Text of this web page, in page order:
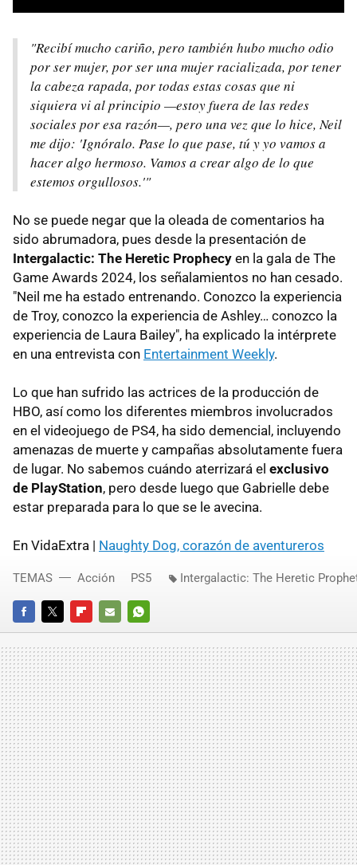
"Recibí mucho cariño, pero también hubo mucho odio
por ser mujer, por ser una mujer racializada, por tener
la cabeza rapada, por todas estas cosas que ni
siquiera vi al principio —estoy fuera de las redes
sociales por esa razón—, pero una vez que lo hice, Neil
me dijo: 'Ignóralo. Pase lo que pase, tú y yo vamos a
hacer algo hermoso. Vamos a crear algo de lo que
estemos orgullosos.'"
No se puede negar que la oleada de comentarios ha
sido abrumadora, pues desde la presentación de
Intergalactic: The Heretic Prophecy en la gala de The
Game Awards 2024, los señalamientos no han cesado.
"Neil me ha estado entrenando. Conozco la experiencia
de Troy, conozco la experiencia de Ashley… conozco la
experiencia de Laura Bailey", ha explicado la intérprete
en una entrevista con Entertainment Weekly.
Lo que han sufrido las actrices de la producción de
HBO, así como los diferentes miembros involucrados
en el videojuego de PS4, ha sido demencial, incluyendo
amenazas de muerte y campañas absolutamente fuera
de lugar. No sabemos cuándo aterrizará el exclusivo
de PlayStation, pero desde luego que Gabrielle debe
estar preparada para lo que se le avecina.
En VidaExtra | Naughty Dog, corazón de aventureros
FACEBOOKTWITTERFLIPBOARD
E-
MAIL
WHATSAPP
TEMAS Acción PS5 Intergalactic: The Heretic